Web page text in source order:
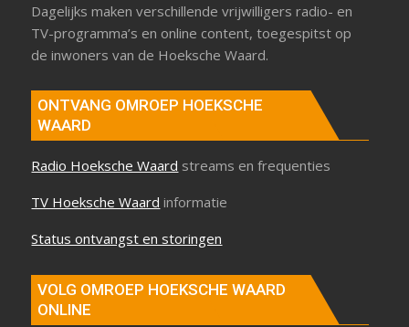
Dagelijks maken verschillende vrijwilligers radio- en
TV-programma’s en online content, toegespitst op
de inwoners van de Hoeksche Waard.
ONTVANG OMROEP HOEKSCHE
WAARD
Radio Hoeksche Waard streams en frequenties
TV Hoeksche Waard informatie
Status ontvangst en storingen
VOLG OMROEP HOEKSCHE WAARD
ONLINE